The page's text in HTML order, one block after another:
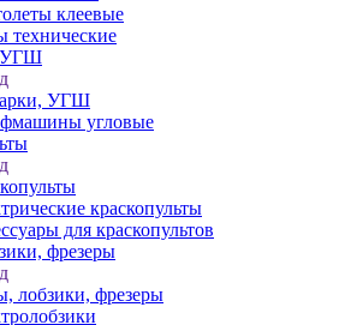
клеевые
технические
УГШ
УГШ
угловые
краскопульты
для краскопультов
фрезеры
лобзики, фрезеры